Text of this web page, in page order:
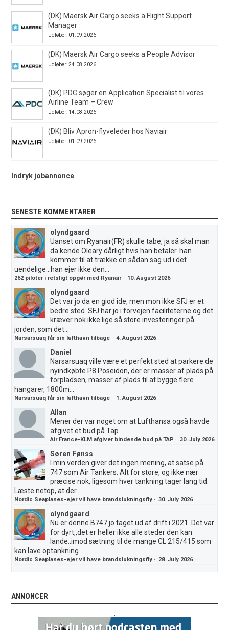
(DK) Maersk Air Cargo seeks a Flight Support
Manager
Udløber: 01.09.2026
(DK) Maersk Air Cargo seeks a People Advisor
Udløber: 24.08.2026
(DK) PDC søger en Application Specialist til vores
Airline Team – Crew
Udløber: 14.08.2026
(DK) Bliv Apron-flyveleder hos Naviair
Udløber: 01.09.2026
Indryk jobannonce
SENESTE KOMMENTARER
olyndgaard
Uanset om Ryanair(FR) skulle tabe, ja så skal man
da kende Oleary dårligt hvis han betaler..han
kommer til at trække en sådan sag ud i det
uendelige...han ejer ikke den...
262 piloter i retsligt opgør med Ryanair· 10. August 2026
olyndgaard
Det var jo da en giod ide, men mon ikke SFJ er et
bedre sted..SFJ har jo i forvejen faciliteterne og det
kræver nok ikke lige så store investeringer på
jorden, som det...
Narsarsuaq får sin lufthavn tilbage ·4. August 2026
Daniel
Narsarsuaq ville være et perfekt sted at parkere de
nyindkøbte P8 Poseidon, der er masser af plads på
forpladsen, masser af plads til at bygge flere
hangarer, 1800m...
Narsarsuaq får sin lufthavn tilbage · 1. August 2026
Allan
Mener der var noget om at Lufthansa også havde
afgivet et bud på Tap
Air France-KLM afgiver bindende bud på TAP ·30. July 2026
Søren Fønss
I min verden giver det ingen mening, at satse på
747 som Air Tankers. Alt for store, og ikke nær
præcise nok, ligesom hver tankning tager lang tid.
Læste netop, at der...
Nordic Seaplanes-ejer vil have brandslukningsfly ·30. July 2026
olyndgaard
Nu er denne B747 jo taget ud af drift i 2021. Det var
for dyrt,,det er heller ikke alle steder den kan
lande..imod sætning til de mange CL 215/415 som
kan lave optankning...
Nordic Seaplanes-ejer vil have brandslukningsfly · 28. July 2026
ANNONCER